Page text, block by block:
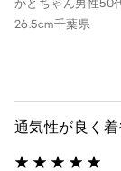
かとちゃん男性50
26.5cm千葉県
通気性が良く